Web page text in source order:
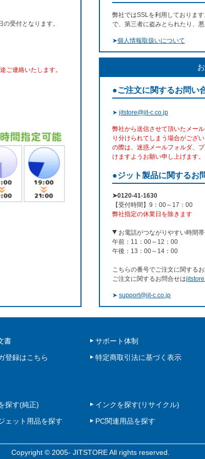
受付となります。
ご連絡いたします。
弊社ではSSLを利用しておりま
で、第三者に盗みとられたり、
➤個人情報取扱いについて
●ご注文に関するお問い
➤ jitstore@jit-c.co.jp
弊社から送信させて頂いたメー
り分けられてしまう場合がござ
の際は、迷惑メールフォルダ、
けますようお願い申し上げます。
●ジット製品に関するお
➤0120-41-1630
【受付時間】9：00～17：00
弊社指定の休業日を除きます
お電話がつながりやすい時間帯
午前：11：00～12：00
午後：13：00～14：00
こちらの番号でご注文に関する
ご注文に関するお問合せは
➤ support@jit-c.co.jp
書
サポート体制
登録はこちら 特定商取引法に基づく表示
探す(純正)
インクを探す(リサイクル)
ェット用品を探す
PC関連用品を探す
Copyright © 2005- JITSTORE All rights reserved.